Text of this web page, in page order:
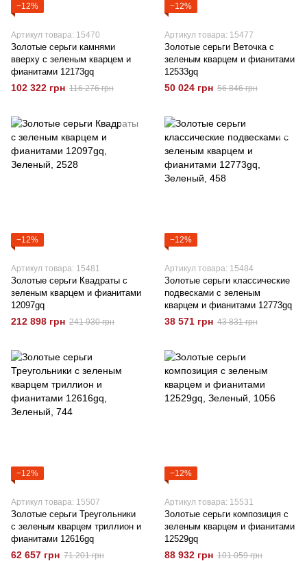
−12%
Артикул товара: 15470
Золотые серьги камнями
вверху с зеленым кварцем и
фианитами 12173gq
102 322 грн 116 276 грн
−12%
Артикул товара: 15477
Золотые серьги Веточка с
зеленым кварцем и фианитами
12533gq
50 024 грн 56 846 грн
−12%
Артикул товара: 15481
Золотые серьги Квадраты с
зеленым кварцем и фианитами
12097gq
212 898 грн 241 930 грн
−12%
Артикул товара: 15484
Золотые серьги классические
подвесками с зеленым
кварцем и фианитами 12773gq
38 571 грн 43 831 грн
−12%
Артикул товара: 15507
Золотые серьги Треугольники
с зеленым кварцем триллион и
фианитами 12616gq
62 657 грн 71 201 грн
−12%
Артикул товара: 15531
Золотые серьги композиция с
зеленым кварцем и фианитами
12529gq
88 932 грн 101 059 грн